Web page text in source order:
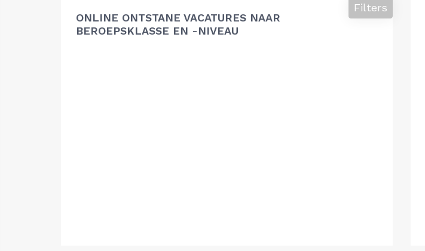
ONLINE ONTSTANE VACATURES NAAR
BEROEPSKLASSE EN -NIVEAU
Filters